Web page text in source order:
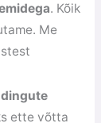
. Kõik
Me
ette võtta